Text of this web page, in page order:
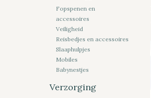
Fopspenen en
accessoires
Veiligheid
Reisbedjes en accessoires
Slaaphulpjes
Mobiles
Babynestjes
Verzorging